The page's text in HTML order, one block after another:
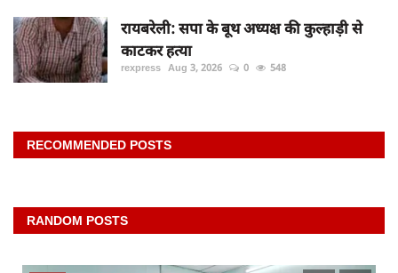
रायबरेली: सपा के बूथ अध्यक्ष की कुल्हाड़ी से
काटकर हत्या
rexpress Aug 3, 2026 0 548
RECOMMENDED POSTS
RANDOM POSTS